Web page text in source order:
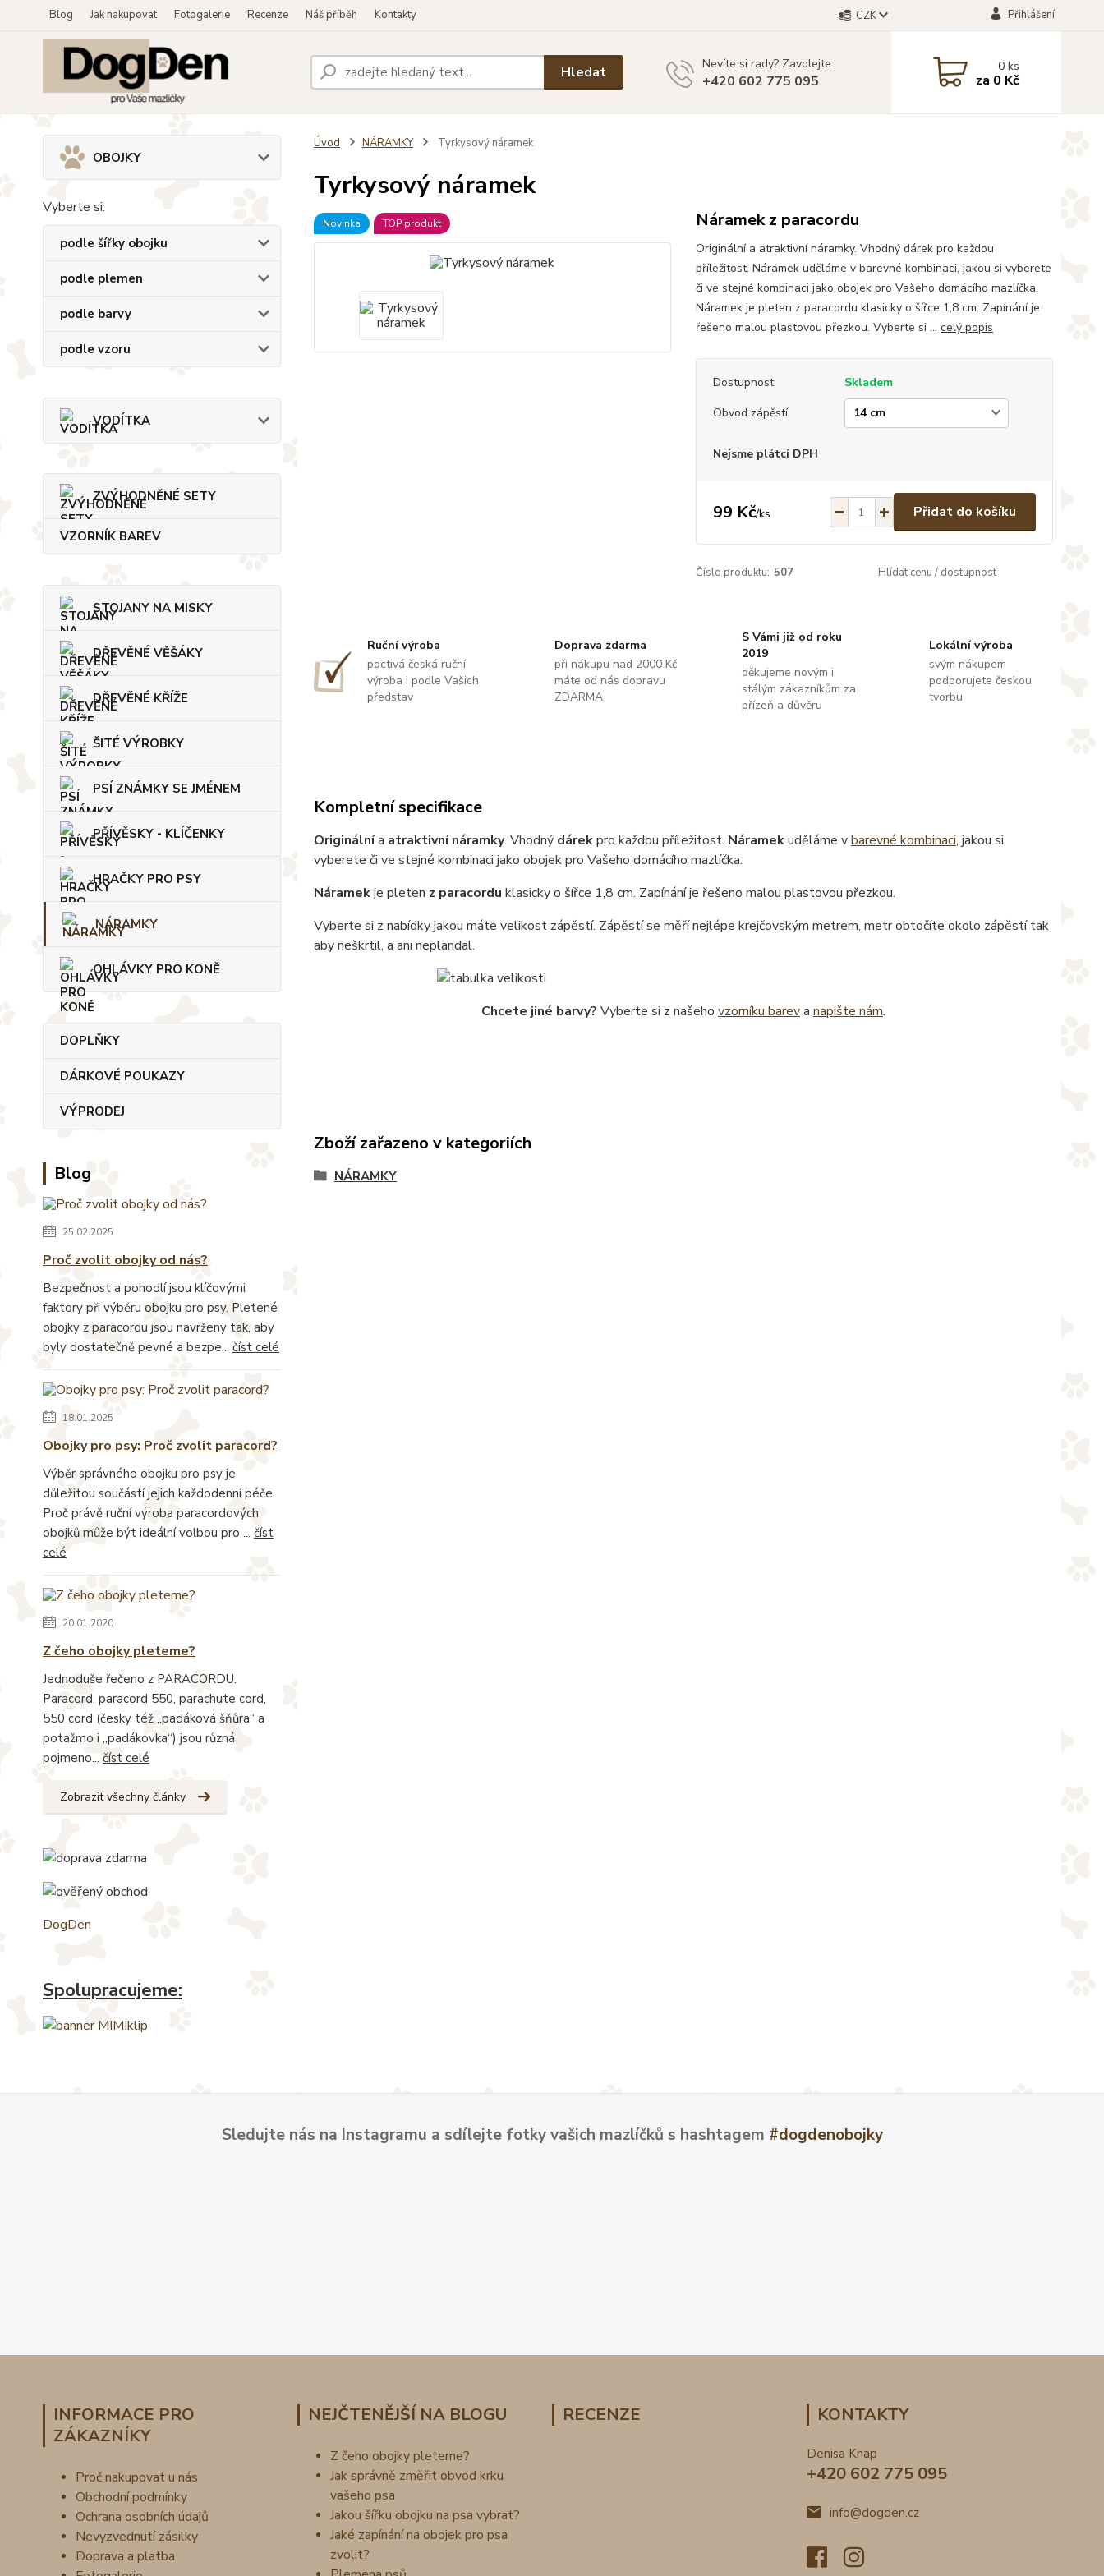
Blog Jak nakupovat Fotogalerie Recenze Náš příběh Kontakty CZK Přihlášení
Hledat Nevíte si rady? Zavolejte.
+420 602 775 095
0ks
za 0 Kč
OBOJKY
Vyberte si:
podle šířky obojku
podle plemen
podle barvy
podle vzoru
VODÍTKA
ZVÝHODNĚNÉ SETY
VZORNÍK BAREV
STOJANY NA MISKY
DŘEVĚNÉ VĚŠÁKY
DŘEVĚNÉ KŘÍŽE
ŠITÉ VÝROBKY
PSÍ ZNÁMKY SE JMÉNEM
PŘÍVĚSKY - KLÍČENKY
HRAČKY PRO PSY
NÁRAMKY
OHLÁVKY PRO KONĚ
DOPLŇKY
DÁRKOVÉ POUKAZY
VÝPRODEJ
Blog
25.02.2025
Proč zvolit obojky od nás?
Bezpečnost a pohodlí jsou klíčovými
faktory při výběru obojku pro psy. Pletené
obojky z paracordu jsou navrženy tak, aby
byly dostatečně pevné a bezpe... číst celé
18.01.2025
Obojky pro psy: Proč zvolit paracord?
Výběr správného obojku pro psy je
důležitou součástí jejich každodenní péče.
Proč právě ruční výroba paracordových
obojků může být ideální volbou pro ... číst
celé
20.01.2020
Z čeho obojky pleteme?
Jednoduše řečeno z PARACORDU.
Paracord, paracord 550, parachute cord,
550 cord (česky též „padáková šňůra“ a
potažmo i „padákovka“) jsou různá
pojmeno... číst celé
Zobrazit všechny články
DogDen
Spolupracujeme:
Úvod NÁRAMKY Tyrkysový náramek
Tyrkysový náramek
Novinka TOP produkt Náramek z paracordu
Originální a atraktivní náramky. Vhodný dárek pro každou
příležitost. Náramek uděláme v barevné kombinaci, jakou si vyberete
či ve stejné kombinaci jako obojek pro Vašeho domácího mazlíčka.
Náramek je pleten z paracordu klasicky o šířce 1,8 cm. Zapínání je
řešeno malou plastovou přezkou. Vyberte si ... celý popis
Dostupnost
Skladem
Obvod zápěstí
Nejsme plátci DPH
99 Kč/ks Přidat do košíku
Číslo produktu: 507 Hlídat cenu / dostupnost
Ruční výroba
poctivá česká ruční
výroba i podle Vašich
představ
Doprava zdarma
při nákupu nad 2000 Kč
máte od nás dopravu
ZDARMA
S Vámi již od roku
2019
děkujeme novým i
stálým zákazníkům za
přízeň a důvěru
Lokální výroba
svým nákupem
podporujete českou
tvorbu
Kompletní specifikace
Originálnía atraktivní náramky. Vhodný dárekpro každou příležitost. Náramekuděláme vbarevné kombinaci, jakou si
vyberete či ve stejné kombinaci jako obojek pro Vašeho domácího mazlíčka.
Náramekje pleten z paracordu klasicky o šířce 1,8 cm. Zapínání je řešeno malou plastovou přezkou.
Vyberte si z nabídky jakou máte velikost zápěstí. Zápěstí se měří nejlépe krejčovským metrem, metr obtočíte okolo zápěstí tak
aby neškrtil, a ani neplandal.
Chcete jiné barvy? Vyberte si z našeho vzorníku bareva napište nám.
Zboží zařazeno v kategoriích
NÁRAMKY
Sledujte nás na Instagramu a sdílejte fotky vašich mazlíčků s hashtagem #dogdenobojky
INFORMACE PRO
ZÁKAZNÍKY
Proč nakupovat u nás
Obchodní podmínky
Ochrana osobních údajů
Nevyzvednutí zásilky
Doprava a platba
NEJČTENĚJŠÍ NA BLOGU
Z čeho obojky pleteme?
Jak správně změřit obvod krku
vašeho psa
Jakou šířku obojku na psa vybrat?
Jaké zapínání na obojek pro psa
zvolit?
RECENZE KONTAKTY
Denisa Knap
+420 602 775 095
info@dogden.cz